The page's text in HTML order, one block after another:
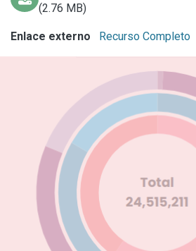
(2.76 MB)
Enlace externo Recurso Completo